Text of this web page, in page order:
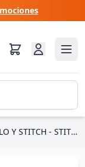
FUNKO POP! 1235 - LILO Y STITCH - STITCH EN ESPOSAS